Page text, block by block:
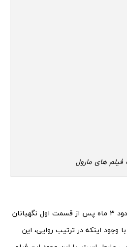
فیلم های مارول
داستان فیلم دقیقا مدتی حدود 3 ماه پس از قسمت اول نگهبانان
وجود اینکه در ترتیب روایی، این